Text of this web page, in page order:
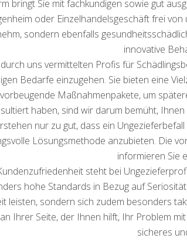
bringt Sie mit fachkundigen sowie gut
oder Einzelhandelsgeschäft frei
sondern ebenfalls
innovative
uns vermittelten Profis für
Bedarfe einzugehen. Sie bieten eine
Maßnahmenpakete, um
haben, sind wir darum bemüht,
nur zu gut, dass ein
Lösungsmethode anzubieten. Die
informieren Sie
steht bei
hohe Standards in Bezug auf
leisten, sondern sich zudem besonders
Ihrer Seite, der Ihnen hilft, Ihr Problem
sicheres